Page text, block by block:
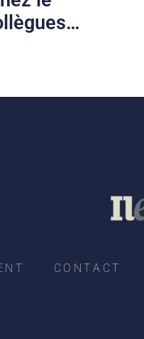
CONTACT